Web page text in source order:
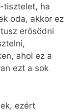
tisztelet, ha
oda, akkor ez
erősödni
ahol ez a
ezt a sok
ezért